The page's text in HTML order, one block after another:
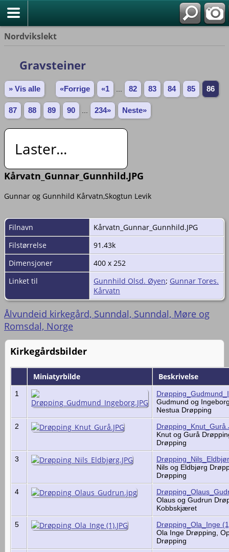
Nordvikslekt
Gravsteiner
» Vis alle «Forrige «1 82 83 84 85 86
87 88 89 90 234» Neste»
Laster...
Kårvatn_Gunnar_Gunnhild.JPG
Gunnar og Gunnhild Kårvatn,Skogtun Levik
Filnavn
Kårvatn_Gunnar_Gunnhild.JPG
Filstørrelse
91.43k
Dimensjoner
400 x 252
Linket til
Gunnhild Olsd. Øyen; Gunnar Tores.
Kårvatn
Ålvundeid kirkegård, Sunndal, Sunndal, Møre og
Romsdal, Norge
Kirkegårdsbilder
Miniatyrbilde Beskrivelse
1
Gudmund og
Nestua Drøpping
2
Knut og Gurå
Drøpping
3
Nils og Eldbjørg
Drøpping
4
Olaus og Gudrun
Kobbskjæret
5
Drøpping_Ola_Inge
Ola Inge Drøpping,
Drøpping